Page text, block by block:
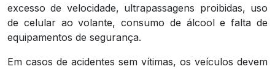
excesso de velocidade, ultrapassagens proibidas, uso
de celular ao volante, consumo de álcool e falta de
equipamentos de segurança.
Em casos de acidentes sem vítimas, os veículos devem